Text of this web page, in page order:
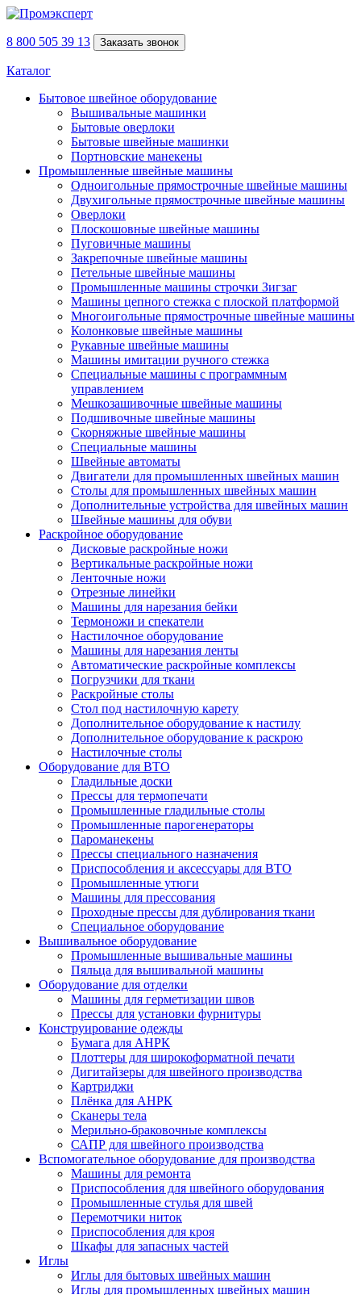
8 800 505 39 13 Заказать звонок
Каталог
Бытовое швейное оборудование
Вышивальные машинки
Бытовые оверлоки
Бытовые швейные машинки
Портновские манекены
Промышленные швейные машины
Одноигольные прямострочные швейные машины
Двухигольные прямострочные швейные машины
Оверлоки
Плоскошовные швейные машины
Пуговичные машины
Закрепочные швейные машины
Петельные швейные машины
Промышленные машины строчки Зигзаг
Машины цепного стежка с плоской платформой
Многоигольные прямострочные швейные машины
Колонковые швейные машины
Рукавные швейные машины
Машины имитации ручного стежка
Специальные машины с программным
управлением
Мешкозашивочные швейные машины
Подшивочные швейные машины
Скорняжные швейные машины
Специальные машины
Швейные автоматы
Двигатели для промышленных швейных машин
Столы для промышленных швейных машин
Дополнительные устройства для швейных машин
Швейные машины для обуви
Раскройное оборудование
Дисковые раскройные ножи
Вертикальные раскройные ножи
Ленточные ножи
Отрезные линейки
Машины для нарезания бейки
Термоножи и спекатели
Настилочное оборудование
Машины для нарезания ленты
Автоматические раскройные комплексы
Погрузчики для ткани
Раскройные столы
Стол под настилочную карету
Дополнительное оборудование к настилу
Дополнительное оборудование к раскрою
Настилочные столы
Оборудование для ВТО
Гладильные доски
Прессы для термопечати
Промышленные гладильные столы
Промышленные парогенераторы
Пароманекены
Прессы специального назначения
Приспособления и аксессуары для ВТО
Промышленные утюги
Машины для прессования
Проходные прессы для дублирования ткани
Специальное оборудование
Вышивальное оборудование
Промышленные вышивальные машины
Пяльца для вышивальной машины
Оборудование для отделки
Машины для герметизации швов
Прессы для установки фурнитуры
Конструирование одежды
Бумага для АНРК
Плоттеры для широкоформатной печати
Дигитайзеры для швейного производства
Картриджи
Плёнка для АНРК
Сканеры тела
Мерильно-браковочные комплексы
САПР для швейного производства
Вспомогательное оборудование для производства
Машины для ремонта
Приспособления для швейного оборудования
Промышленные стулья для швей
Перемотчики ниток
Приспособления для кроя
Шкафы для запасных частей
Иглы
Иглы для бытовых швейных машин
Иглы для промышленных швейных машин